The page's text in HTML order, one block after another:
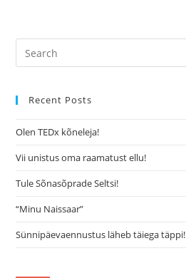
Recent Posts
Olen TEDx kõneleja!
Vii unistus oma raamatust ellu!
Tule Sõnasõprade Seltsi!
“Minu Naissaar”
Sünnipäevaennustus läheb täiega täppi!